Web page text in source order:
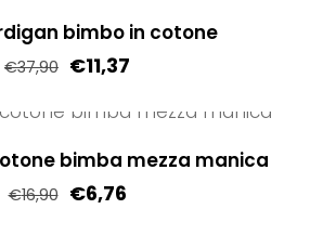
ha
più
opzioni
possono
bimbo in cotone
€37,90 €11,37
ha
più
bimba mezza manica
€16,90 €6,76